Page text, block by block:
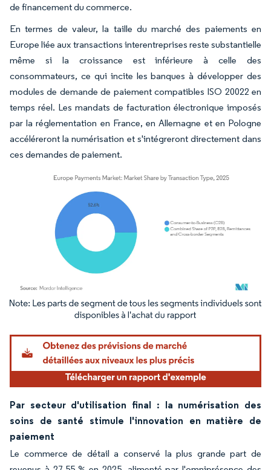
de financement du commerce.
En termes de valeur, la taille du marché des paiements en
Europe liée aux transactions interentreprises reste substantielle
même si la croissance est inférieure à celle des
consommateurs, ce qui incite les banques à développer des
modules de demande de paiement compatibles ISO 20022 en
temps réel. Les mandats de facturation électronique imposés
par la réglementation en France, en Allemagne et en Pologne
accéléreront la numérisation et s'intégreront directement dans
ces demandes de paiement.
Image © Mordor Intelligence. La réutilisation nécessite une attribution sous CC BY
Par secteur d'utilisation final : la numérisation des
soins de santé stimule l'innovation en matière de
paiement
Le commerce de détail a conservé la plus grande part de